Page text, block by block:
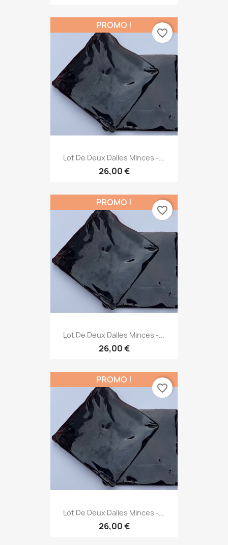
Lot De Deux Dalles Minces -...
26,00 €
PROMO !
favorite_border
Lot De Deux Dalles Minces -...
26,00 €
PROMO !
favorite_border
Lot De Deux Dalles Minces -...
26,00 €
PROMO !
favorite_border